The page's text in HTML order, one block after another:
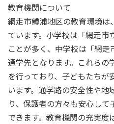
教育機関について
網走市鱒浦地区の教育環境
ています。小学校は「網走市
ことが多く、中学校は「網
通学先となります。これらの
を行っており、子どもたちが
います。通学路の安全性や地
り、保護者の方々も安心し
できます。教育機関の充実度